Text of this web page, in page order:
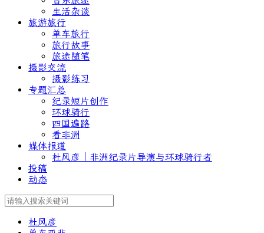
生活杂谈
旅游旅行
单车旅行
旅行故事
旅途随笔
摄影交流
摄影练习
专题汇总
纪录短片创作
环球骑行
四国遍路
看非洲
媒体报道
杜风彦｜非洲纪录片导演与环球骑行者
投稿
动态
杜风彦